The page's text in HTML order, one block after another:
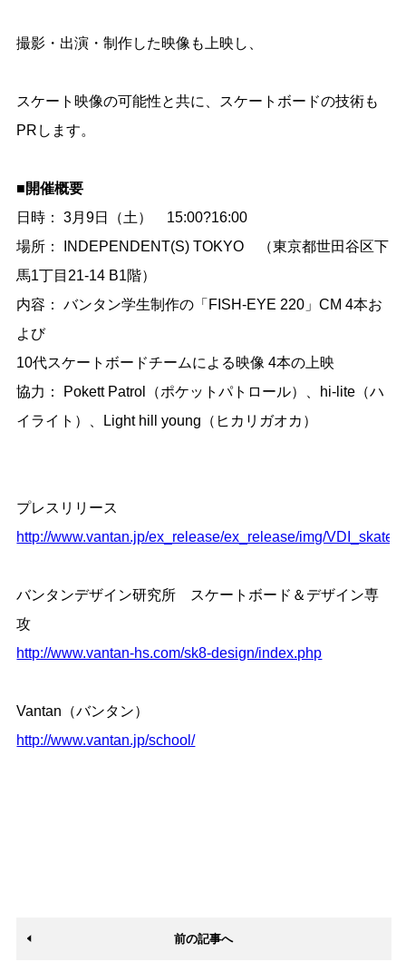
撮影・出演・制作した映像も上映し、
スケート映像の可能性と共に、スケートボードの技術も
PRします。
■開催概要
日時： 3月9日（土） 15:00?16:00
場所： INDEPENDENT(S) TOKYO （東京都世田谷区下
馬1丁目21-14 B1階）
内容： バンタン学生制作の「FISH-EYE 220」CM 4本お
よび
10代スケートボードチームによる映像 4本の上映
協力： Pokett Patrol（ポケットパトロール）、hi-lite（ハ
イライト）、Light hill young（ヒカリガオカ）
プレスリリース
http://www.vantan.jp/ex_release/ex_release/img/
バンタンデザイン研究所 スケートボード＆デザイン専
攻
http://www.vantan-hs.com/sk8-design/index.php
Vantan（バンタン）
http://www.vantan.jp/school/
前の記事へ